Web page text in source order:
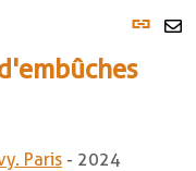
Lien
Paris - 2024